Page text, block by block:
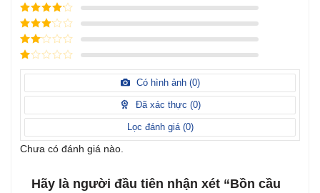
Được xếp
hạng
5
sao
Được xếp
hạng
sao
Được
xếp
hạng3
5 sao
Được
hạng
sao
Được
1
sao
Có hình ảnh (0)
Đã xác thực (0)
Lọc đánh giá (0)
Chưa có đánh giá nào.
Hãy là người đầu tiên nhận xét “Bồn cầu